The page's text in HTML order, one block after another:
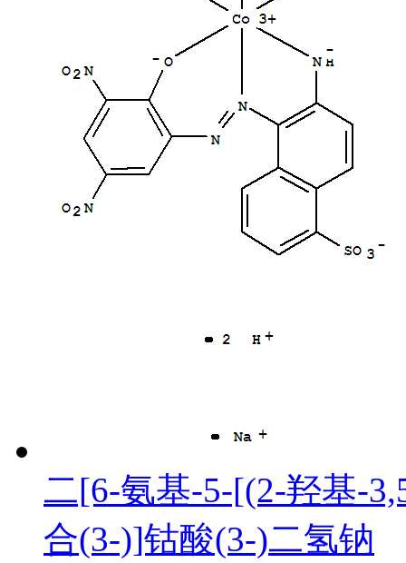
二[6-氨基-5-[(2-羟基-
合(3-)]钴酸(3-)二氢钠